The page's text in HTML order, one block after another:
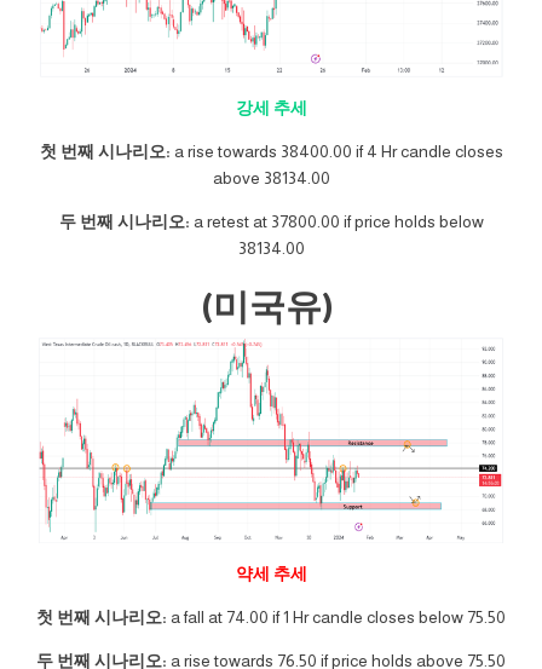
강세 추세
첫 번째 시나리오: a rise towards 38400.00 if 4 Hr candle closes
above 38134.00
두 번째 시나리오: a retest at 37800.00 if price holds below
38134.00
(미국유)
약세 추세
첫 번째 시나리오: a fall at 74.00 if 1 Hr candle closes below 75.50
두 번째 시나리오: a rise towards 76.50 if price holds above 75.50